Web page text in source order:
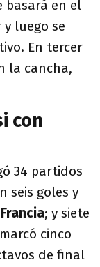
basará en el
luego se
En tercer
la cancha,
con
34 partidos
seis goles y
; y siete
cinco
de final